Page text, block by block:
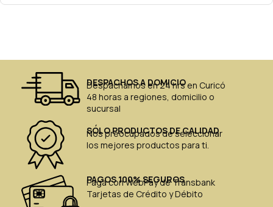
DESPACHOS A DOMICIO
Despachamos en 24 hrs en Curicó
48 horas a regiones, domicilio o
sucursal
SÓLO PRODUCTOS DE CALIDAD
Nos preocupados de seleccionar
los mejores productos para ti.
PAGOS 100% SEGUROS
Paga con WebPay de Transbank
Tarjetas de Crédito y Débito